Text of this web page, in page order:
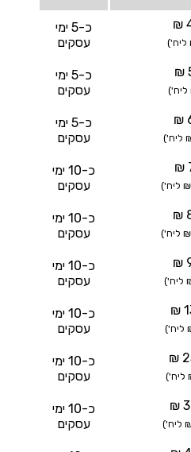
כ-5 ימי
עסקים
כ-5 ימי
עסקים
כ-5 ימי
עסקים
כ-10 ימי
עסקים
כ-10 ימי
עסקים
כ-10 ימי
עסקים
כ-10 ימי
עסקים
כ-10 ימי
עסקים
כ-10 ימי
עסקים